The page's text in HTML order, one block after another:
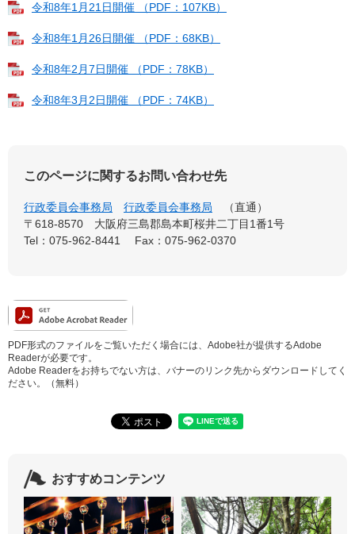
令和8年1月21日開催 （PDF：107KB）
令和8年1月26日開催 （PDF：68KB）
令和8年2月7日開催 （PDF：78KB）
令和8年3月2日開催 （PDF：74KB）
このページに関するお問い合わせ先
行政委員会事務局 行政委員会事務局
直通
〒618-8570
大阪府三島郡島本町桜井二丁目1番1号
Tel：075-962-8441
Fax：075-962-0370
PDF形式のファイルをご覧いただく場合には、Adobe社が提供するAdobe
Readerが必要です。
Adobe Readerをお持ちでない方は、バナーのリンク先からダウンロードしてく
ださい。（無料）
おすすめコンテンツ